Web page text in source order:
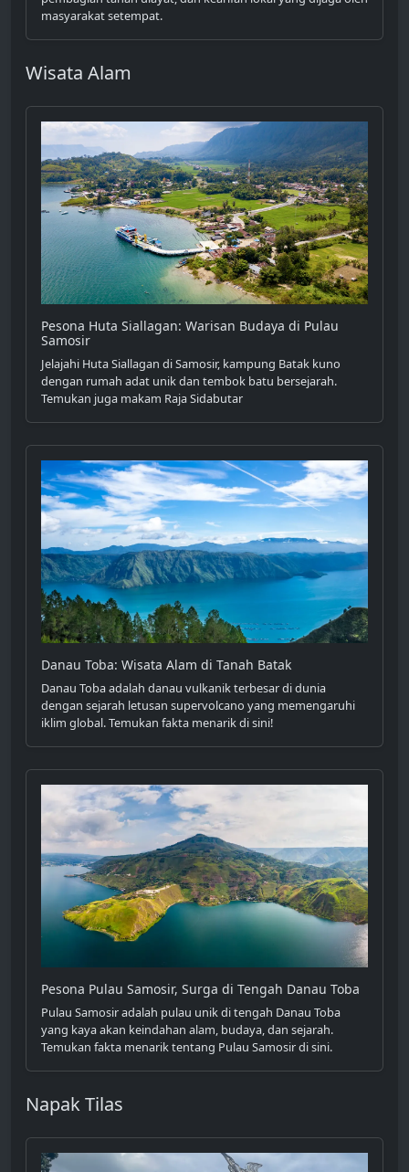
masyarakat setempat.
Wisata Alam
Pesona Huta Siallagan: Warisan Budaya di Pulau
Samosir
Jelajahi Huta Siallagan di Samosir, kampung Batak kuno
dengan rumah adat unik dan tembok batu bersejarah.
Temukan juga makam Raja Sidabutar
Danau Toba: Wisata Alam di Tanah Batak
Danau Toba adalah danau vulkanik terbesar di dunia
dengan sejarah letusan supervolcano yang memengaruhi
iklim global. Temukan fakta menarik di sini!
Pesona Pulau Samosir, Surga di Tengah Danau Toba
Pulau Samosir adalah pulau unik di tengah Danau Toba
yang kaya akan keindahan alam, budaya, dan sejarah.
Temukan fakta menarik tentang Pulau Samosir di sini.
Napak Tilas